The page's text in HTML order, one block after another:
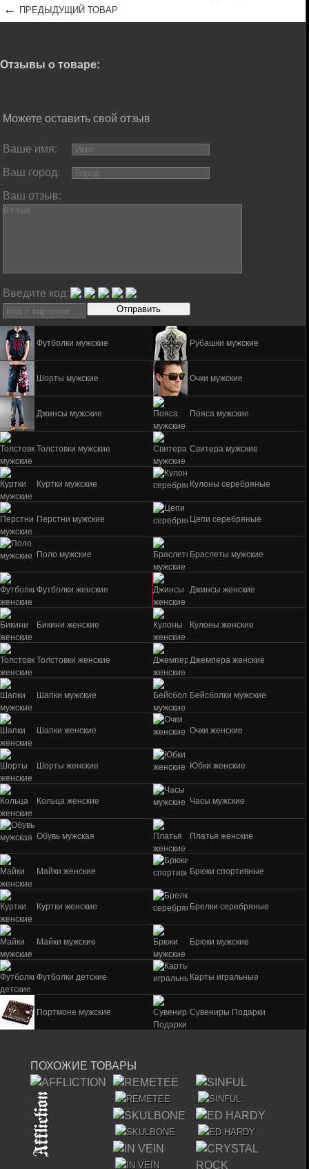
Футболки мужские Рубашки мужские
Шорты мужские Очки мужские
Джинсы мужские Пояса мужские
Толстовки мужские Свитера мужские
Куртки мужские Кулоны серебряные
Перстни мужские Цепи серебряные
Поло мужские Браслеты мужские
Футболки женские Джинсы женские
Бикини женские Кулоны женские
Толстовки женские Джемпера женские
Шапки мужские Бейсболки мужские
Шапки женские Очки женские
Шорты женские Юбки женские
Кольца женские Часы мужские
Обувь мужская Платья женские
Майки женские Брюки спортивные
Куртки женские Брелки серебряные
Майки мужские Брюки мужские
Футболки детские Карты игральные
Портмоне мужские Сувениры Подарки
← ПРЕДЫДУЩИЙ ТОВАР
Отзывы о товаре:
Можете оставить свой отзыв
Ваше имя:
Ваш город:
Ваш отзыв:
Введите код:
ПОХОЖИЕ ТОВАРЫ